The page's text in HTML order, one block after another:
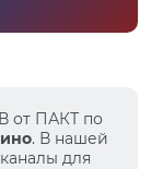
от ПАКТ по
. В нашей
для